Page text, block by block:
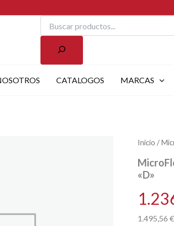
Buscar
CATALOGOS MARCAS
Inicio /
«D»
1.495,56 €